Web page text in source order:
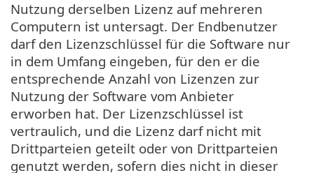
Nutzung derselben Lizenz auf mehreren
Computern ist untersagt. Der Endbenutzer
darf den Lizenzschlüssel für die Software nur
in dem Umfang eingeben, für den er die
entsprechende Anzahl von Lizenzen zur
Nutzung der Software vom Anbieter
erworben hat. Der Lizenzschlüssel ist
vertraulich, und die Lizenz darf nicht mit
Drittparteien geteilt oder von Drittparteien
genutzt werden, sofern dies nicht in dieser